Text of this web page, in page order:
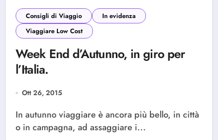
Consigli di Viaggio
In evidenza
Viaggiare Low Cost
Week End d’Autunno, in giro per
l’Italia.
Ott 26, 2015
In autunno viaggiare è ancora più bello, in città
o in campagna, ad assaggiare i...